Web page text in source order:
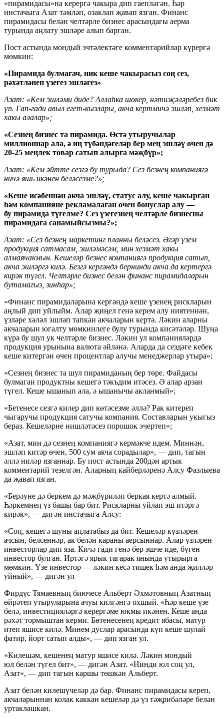
«пирамидасы»на керергә чакыра дип гаепләгән. Һәр
инстачыга Азат тәмләп, озаклап җавап язган. Финанс
пирамидасы белән челтәрле бизнес арасындагы аерма
турында аңлату эшләре алып барган.
Пост астында мондый эчтәлектәге комментарийлар күрергә
мөмкин:
«Пирамида булмагач, ник кеше чакырасыз соң сез,
рәхәтләнеп үзегез эшләгез»
Азат: «Кем эшләми диде? Аллаһка шөкер, нәтиҗәләребез бик
үп. Гап-гади авыл егет-кызлары, акча кертмичә эшләп, хезмәт
хакы алалар»;
«Сезнең бизнес та пирамида. Өстә утыручылар
миллионнар ала, ә иң түбәндәгеләр бер мең эшләү өчен дә
20-25 меңлек товар сатып алырга мәҗбүр»;
Азат: «Кем әйтте сезгә бу турыда? Сез безнең компаниягә
ничә яшь икәнен беләсезме?»;
«Кеше исәбеннән акча эшләү, статус алу, кеше чакырган
һәм компанияне рекламалаган өчен бонуслар алу —
бу пирамида түгелме? Сез үзегезнең челтәрле бизнесны
пирамидага санамыйсызмы?»;
Азат: «Сез безнең маркетинг планны беләсез. Әгәр үзем
продукция сатмасам, эшләмәсәм, мин хезмәт хакы
алмаячакмын. Кешеләр безнес компаниягә продукция сатып,
акча эшләргә килә. Безгә кергәндә бернинди акча да кертергә
кирәк түгел. Челтәрле бизнес белән финанс пирамидаларын
бутамагыз, зинһар»;
«Финанс пирамидаларына кергәндә кеше үзенең рискларын
аңлый дип уйлыйм. Алар җиңел генә керем алу ниятеннән,
үзләре хәләл эшләп тапкан акчаларын кертә. Ләкин аларны
акчаларын югалту мөмкинлеге булу турында кисәтәләр. Шуңа
күрә бу шул ук челтәрле бизнес. Ләкин ул компанияләрдә
продукция урынына валюта әйләнә. Аларда да сездәге кебек
кеше китергән өчен процентлар алучы менеджерлар утыра»;
«Сезнең бизнес та шул пирамиданың бер төре. Файдасы
булмаган продуктны кешегә тәкъдим итәсез. Ә алар арзан
түгел. Кеше ышанып ала, ә ышанычы акланмый»;
«Бетенесе сезгә килер дип көтәсезме әллә? Рак китереп
чыгаручы продукция сатучы компания. Составларын укыгыз
бераз. Кешеләрне нишләтәсез порошок эчертеп»;
«Азат, мин дә сезнең компаниягә кермәкче идем. Миннән,
эшләп китәр өчен, 500 сум акча сорадылар», — дип, тагын
әллә ниләр язганнар. Бу пост астында 200дән артык
комментарий тезелгән. Аларның кайберләренә Алсу Фазлыева
да җавап язган.
«Берәуне дә беркем дә мәҗбүриләп беркая кертә алмый.
Һәркемнең үз башы бар бит. Рискларны уйлап эш итәргә
кирәк», — дигән инстачыга Алсу:
«Соң, кешегә шуны аңлатабыз да бит. Кешеләр күзләрен
ачсын, белсеннәр, ак белән караны аерсыннар. Алар үзләрен
инвесторлар дип яза. Кичә гади генә бер эшче иде, бүген
инвестор булган. Иртәгә ярык тагарак янында утырырга
мөмкин. Үзе инвестор — ләкин кесә тишек һәм анда җилләр
уйный», — дигән ул
Фирдүс Тямаевның биючесе Альберт Әхмәтовның Азатның
өйрәтеп утыруларына ачуы килгәнгә охшый. «Һәр кеше үзе
белә, инвестицияләргә керергәме юкмы икәнен. Кеше анда
рәхәт тормыштан керми. Бөтенесенең кредит ябасы, матур
итеп яшисе килә. Минем дуслар арасында күп кеше шулай
фатир, йорт сатып алды», — дип язган ул.
«Килешәм, кешенең матур яшисе килә. Ләкин мондый
юл белән түгел бит», — дигән Азат. «Нинди юл соң ул,
Азат», — дип тагын каршы төшкән Альберт.
Азат белән килешүчеләр дә бар. Финанс пирамидасы кереп,
акчаларыннан колак каккан кешеләр дә үз тәҗрибәләре белән
уртаклашкан.